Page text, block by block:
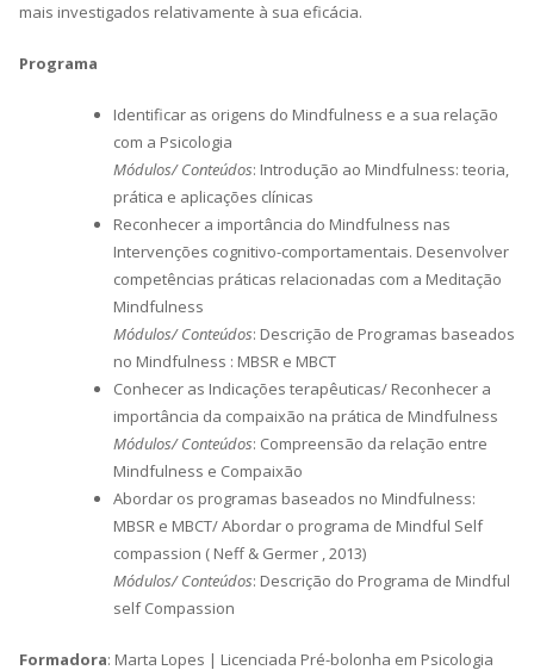
mais investigados relativamente à sua eficácia.
Programa
Identificar as origens do Mindfulness e a sua relação
com a Psicologia
Módulos/ Conteúdos: Introdução ao Mindfulness: teoria,
prática e aplicações clínicas
Reconhecer a importância do Mindfulness nas
Intervenções cognitivo-comportamentais. Desenvolver
competências práticas relacionadas com a Meditação
Mindfulness
Módulos/ Conteúdos: Descrição de Programas baseados
no Mindfulness : MBSR e MBCT
Conhecer as Indicações terapêuticas/ Reconhecer a
importância da compaixão na prática de Mindfulness
Módulos/ Conteúdos: Compreensão da relação entre
Mindfulness e Compaixão
Abordar os programas baseados no Mindfulness:
MBSR e MBCT/ Abordar o programa de Mindful Self
compassion ( Neff & Germer , 2013)
Módulos/ Conteúdos: Descrição do Programa de Mindful
self Compassion
Formadora: Marta Lopes | Licenciada Pré-bolonha em Psicologia